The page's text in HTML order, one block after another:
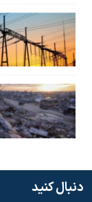
دنبال کنید